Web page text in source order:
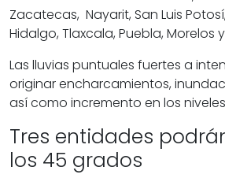
Zacatecas, Nayarit, San Luis
Hidalgo, Tlaxcala, Puebla, Morelos
Las lluvias puntuales fuertes a
originar encharcamientos,
así como incremento en los
Tres entidades
los 45 grados